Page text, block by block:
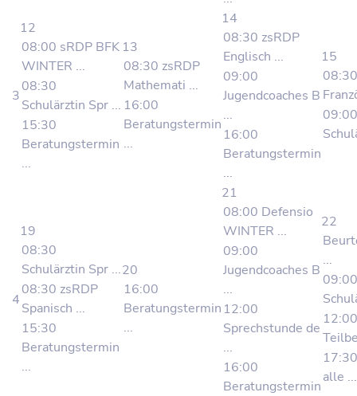
3
12
08:00 sRDP BFK
WINTER ...
08:30
Schulärztin Spr ...
15:30
Beratungstermin
...
13
08:30 zsRDP
Mathemati ...
16:00
Beratungstermin
...
14
08:30 zsRDP
Englisch ...
09:00
Jugendcoaches B
...
16:00
Beratungstermin
...
15
09:00
4
19
08:30
Schulärztin Spr ...
08:30 zsRDP
Spanisch ...
15:30
Beratungstermin
...
20
16:00
Beratungstermin
...
21
08:00 Defensio
WINTER ...
09:00
Jugendcoaches B
...
12:00
Sprechstunde de
...
16:00
Beratungstermin
22
...
09:00
12:00
alle ...